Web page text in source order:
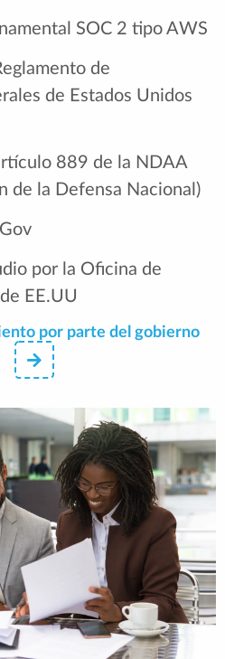
SOC 2 tipo AWS
de
de Estados Unidos
889 de la NDAA
de la Defensa Nacional)
por la Oficina de
EE.UU
por parte del gobierno